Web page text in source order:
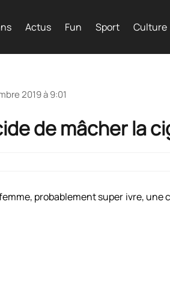
Actus Fun Sport Culture
2019 à 9:01
de mâcher la
probablement super ivre, une